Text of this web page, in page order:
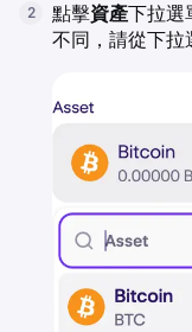
2 點擊資產下拉選
不同，請從下拉